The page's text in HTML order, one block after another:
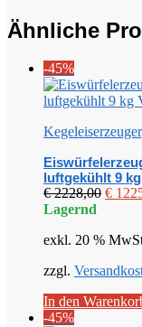
Ähnliche
-45%
Kegeleiserzeuger
luftgekühlt 9
€2228,00
€
€
Lagernd
exkl. 20 %
zzgl.
In den
-45%